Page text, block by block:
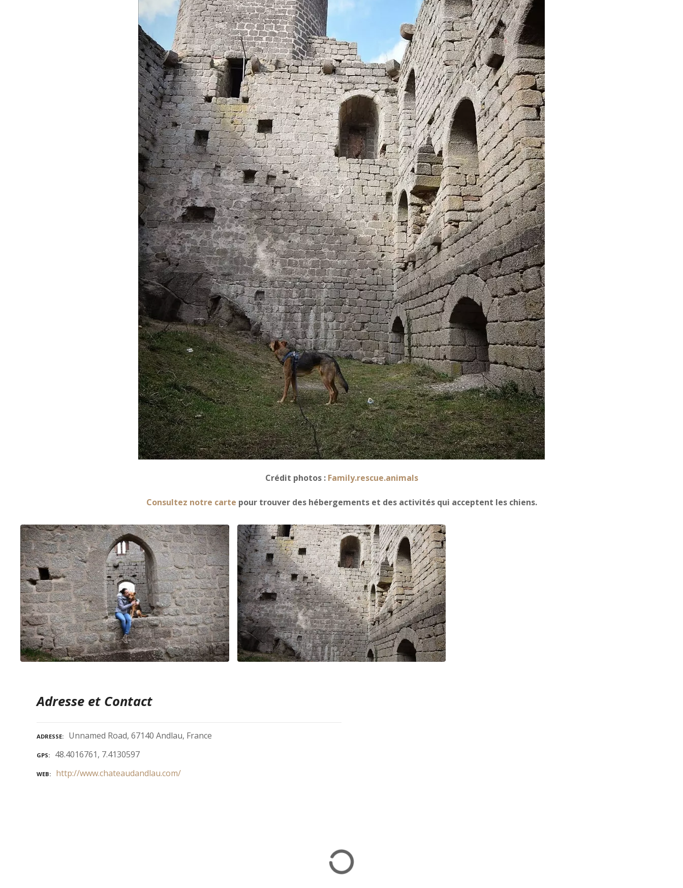
Crédit photos : Family.rescue.animals
Consultez notre carte pour trouver des hébergements et des activités qui acceptent les chiens.
Adresse et Contact
ADRESSE Unnamed Road, 67140 Andlau, France
GPS 48.4016761, 7.4130597
WEB http://www.chateaudandlau.com/